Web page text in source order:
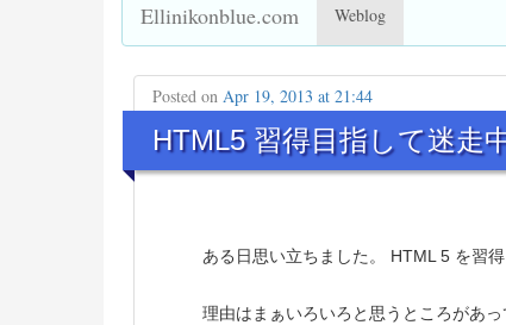
Ellinikonblue.com Weblog
Posted on Apr 19, 2013 at 21:44
HTML5 習得目指して迷
ある日思い立ちました。 HTML 5 を習得
理由はまぁいろいろと思うところがあ